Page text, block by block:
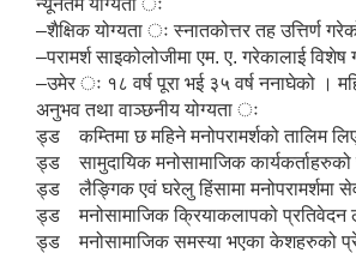
–शैक्षिक योग्यता ः स्नातकोत्तर तह उत्तिर्ण
–परामर्श साइकोलोजीमा एम. ए. गरेकालाई विशेष
–उमेर ः १८ वर्ष पूरा भई ३५ वर्ष ननाघेको ।
अनुभव तथा वाञ्छनीय योग्यता ः
ड्ड कम्तिमा छ महिने मनोपरामर्शको तालिम
ड्ड सामुदायिक मनोसामाजिक
ड्ड लैङ्गिक एवं घरेलु हिंसामा मनोपरामर्शमा
ड्ड मनोसामाजिक क्रियाकलापको
ड्ड मनोसामाजिक समस्या भएका केशहरुको